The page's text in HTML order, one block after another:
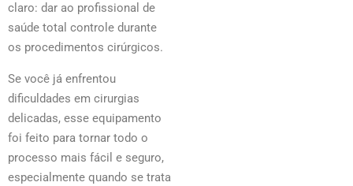
claro: dar ao profissional de
saúde total controle durante
os procedimentos cirúrgicos.
Se você já enfrentou
dificuldades em cirurgias
delicadas, esse equipamento
foi feito para tornar todo o
processo mais fácil e seguro,
especialmente quando se trata